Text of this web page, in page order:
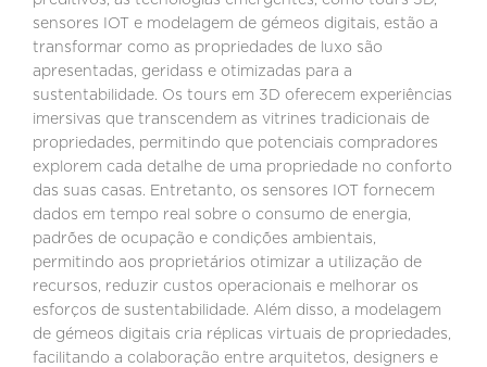
sensores IOT e modelagem de gémeos digitais, estão a
transformar como as propriedades de luxo são
apresentadas, geridass e otimizadas para a
sustentabilidade. Os tours em 3D oferecem experiências
imersivas que transcendem as vitrines tradicionais de
propriedades, permitindo que potenciais compradores
explorem cada detalhe de uma propriedade no conforto
das suas casas. Entretanto, os sensores IOT fornecem
dados em tempo real sobre o consumo de energia,
padrões de ocupação e condições ambientais,
permitindo aos proprietários otimizar a utilização de
recursos, reduzir custos operacionais e melhorar os
esforços de sustentabilidade. Além disso, a modelagem
de gémeos digitais cria réplicas virtuais de propriedades,
facilitando a colaboração entre arquitetos, designers e